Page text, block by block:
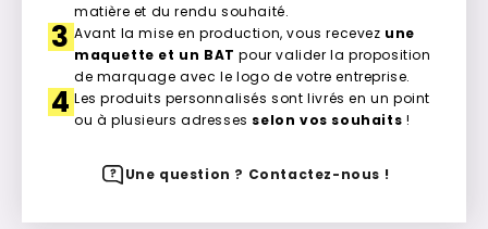
matière et du rendu souhaité.
3Avant la mise en production, vous recevez une
maquette et un BAT pour valider la proposition
de marquage avec le logo de votre entreprise.
4Les produits personnalisés sont livrés en un point
ou à plusieurs adresses selon vos souhaits !
Une question ? Contactez-nous !